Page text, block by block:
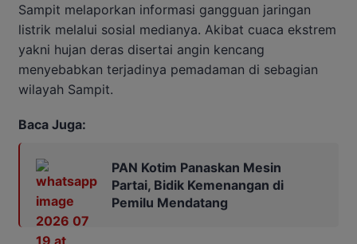
Sampit melaporkan informasi gangguan jaringan
listrik melalui sosial medianya. Akibat cuaca ekstrem
yakni hujan deras disertai angin kencang
menyebabkan terjadinya pemadaman di sebagian
wilayah Sampit.
Baca Juga:
PAN Kotim Panaskan Mesin
Partai, Bidik Kemenangan di
Pemilu Mendatang